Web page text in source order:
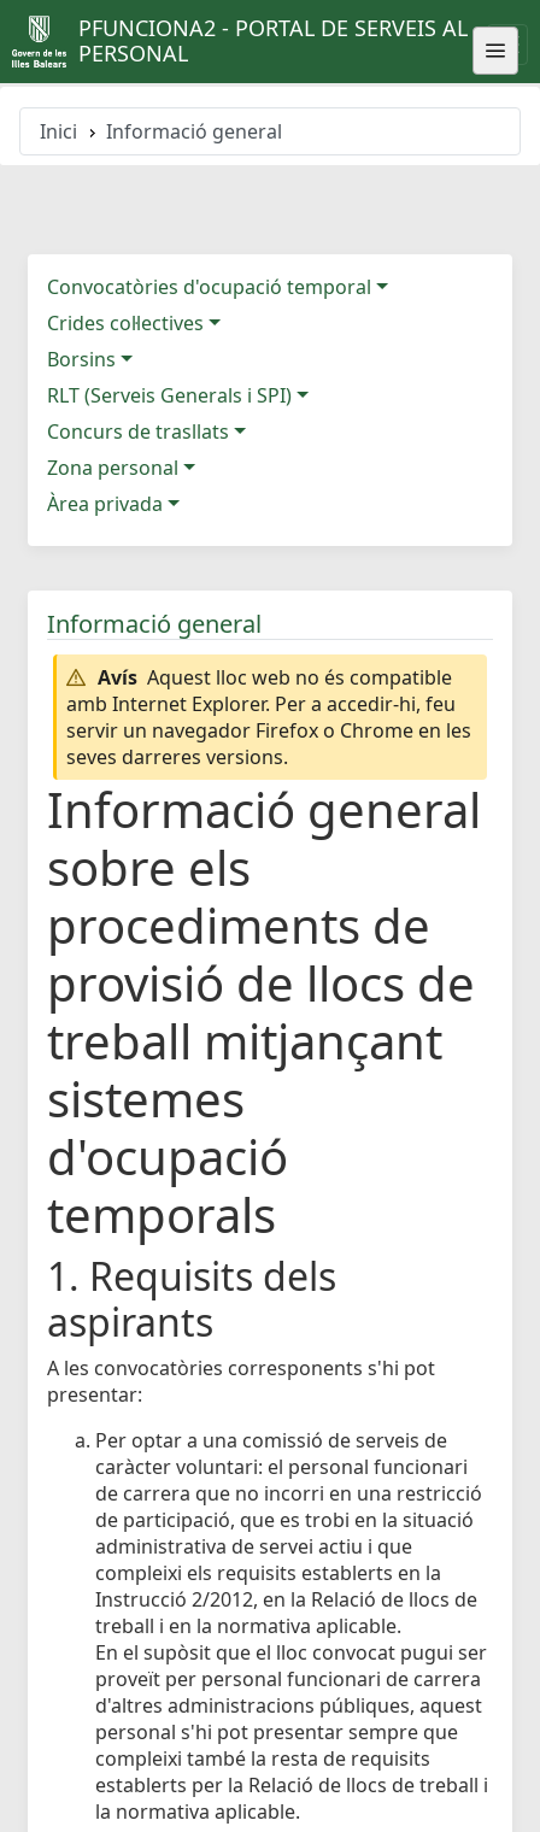
PFUNCIONA2 - PORTAL DE SERVEIS AL
PERSONAL
Inici Informació general
Convocatòries d'ocupació temporal
Crides col·lectives
Borsins
RLT (Serveis Generals i SPI)
Concurs de trasllats
Zona personal
Àrea privada
Informació general
Avís Aquest lloc web no és compatible
amb Internet Explorer. Per a accedir-hi, feu
servir un navegador Firefox o Chrome en les
seves darreres versions.
Informació general
sobre els
procediments de
provisió de llocs de
treball mitjançant
sistemes
d'ocupació
temporals
1. Requisits dels
aspirants
A les convocatòries corresponents s'hi pot
presentar:
Per optar a una comissió de serveis de
caràcter voluntari: el personal funcionari
de carrera que no incorri en una restricció
de participació, que es trobi en la situació
administrativa de servei actiu i que
compleixi els requisits establerts en la
Instrucció 2/2012, en la Relació de llocs de
treball i en la normativa aplicable.
En el supòsit que el lloc convocat pugui ser
proveït per personal funcionari de carrera
d'altres administracions públiques, aquest
personal s'hi pot presentar sempre que
compleixi també la resta de requisits
establerts per la Relació de llocs de treball i
la normativa aplicable.